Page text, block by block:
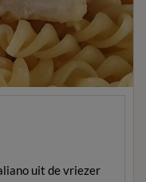
uit de vriezer